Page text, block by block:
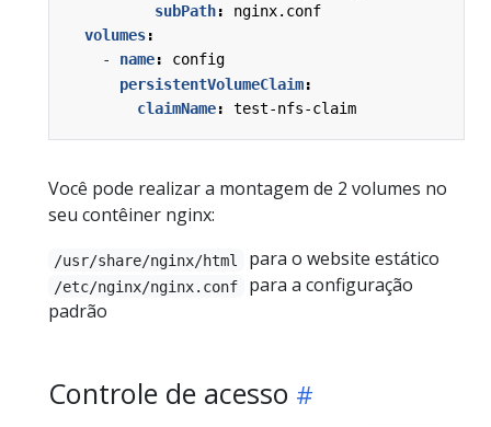
subPath:
nginx.conf
volumes:
- name:
config
persistentVolumeClaim:
claimName: test-nfs-claim
Você pode realizar a montagem de 2 volumes no
seu contêiner nginx:
/usr/share/nginx/html para o website estático
/etc/nginx/nginx.conf
para a configuração
padrão
Controle de acesso